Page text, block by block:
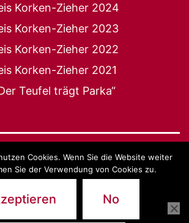
Korken-Zieher 2024
Korken-Zieher 2023
Korken-Zieher 2022
Korken-Zieher 2021
Teufel trägt Parka“
KUNST-BÜHNE
Cookies. Wenn Sie die Website weiter
Sie der Verwendung von Cookies zu.
No